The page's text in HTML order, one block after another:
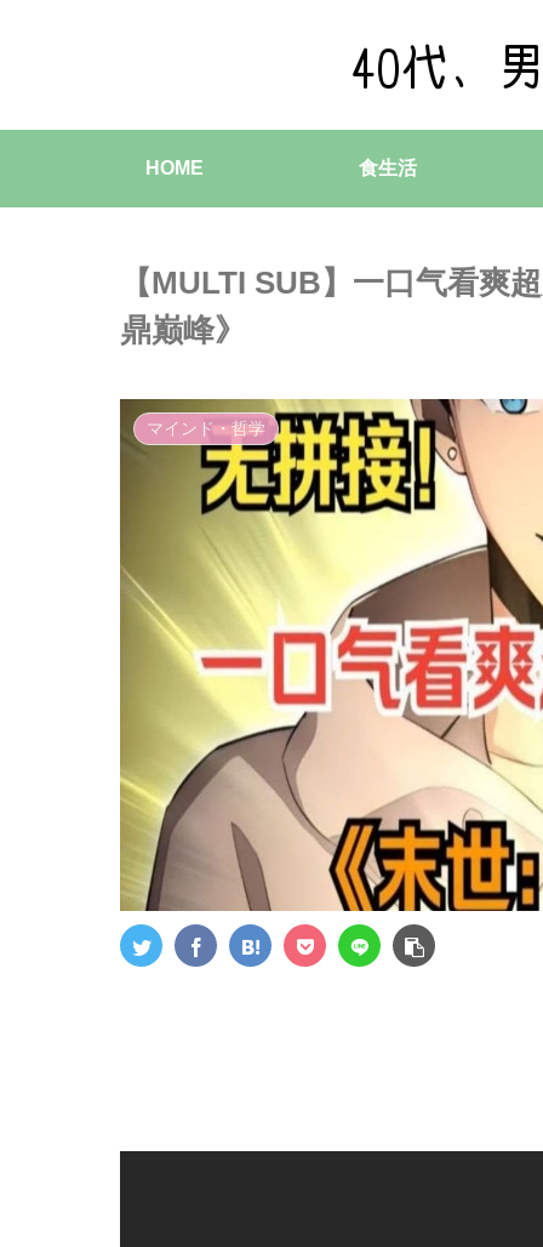
HOME 食生活
【MULTI SUB】一口气看爽
鼎巅峰》
マインド・哲学